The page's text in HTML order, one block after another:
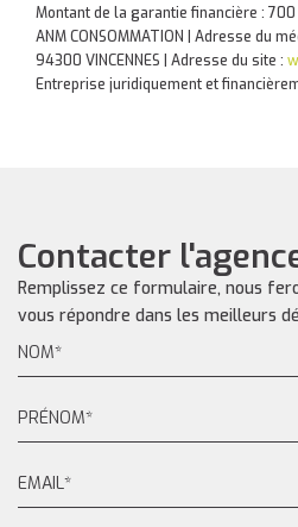
Montant de la garantie financière :
ANM CONSOMMATION | Adresse du
94300 VINCENNES | Adresse du site :
Entreprise juridiquement et
Contacter
Remplissez ce formulaire, nous
vous répondre dans les meilleurs